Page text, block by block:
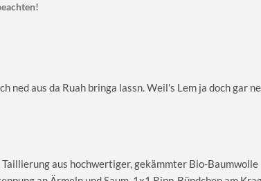
ned aus da Ruah bringa lassn. Weil's Lem ja doch gar
aus hochwertiger, gekämmter Bio-Baumwolle